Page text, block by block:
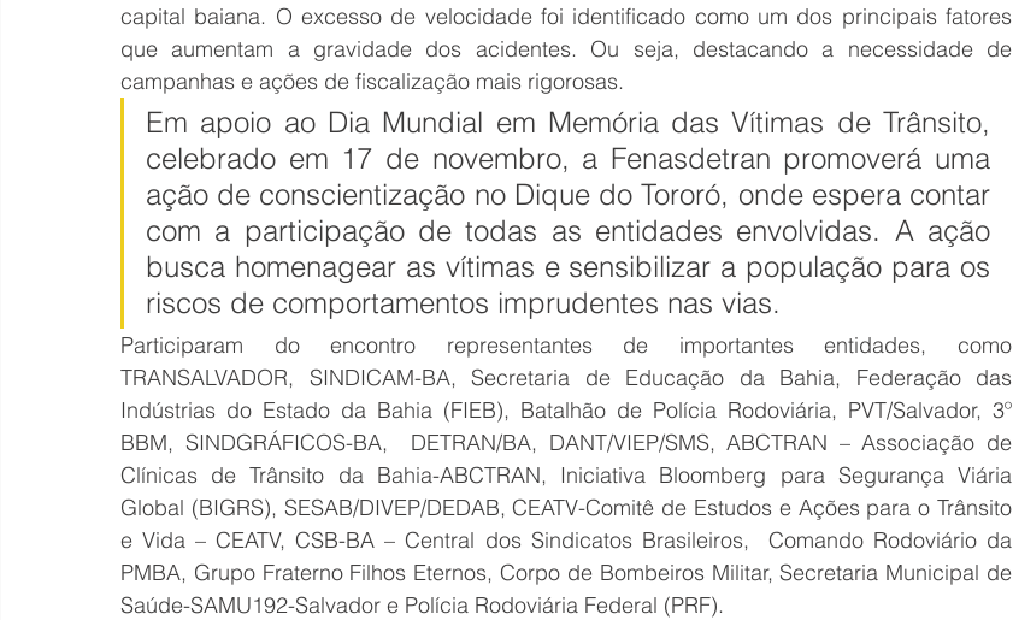
capital baiana. O excesso de velocidade foi identificado como um dos principais fatores
que aumentam a gravidade dos acidentes. Ou seja, destacando a necessidade de
campanhas e ações de fiscalização mais rigorosas.
Em apoio ao Dia Mundial em Memória das Vítimas de Trânsito,
celebrado em 17 de novembro, a Fenasdetran promoverá uma
ação de conscientização no Dique do Tororó, onde espera contar
com a participação de todas as entidades envolvidas. A ação
busca homenagear as vítimas e sensibilizar a população para os
riscos de comportamentos imprudentes nas vias.
Participaram do encontro representantes de importantes entidades, como
TRANSALVADOR, SINDICAM-BA, Secretaria de Educação da Bahia, Federação das
Indústrias do Estado da Bahia (FIEB), Batalhão de Polícia Rodoviária, PVT/Salvador, 3º
BBM, SINDGRÁFICOS-BA,  DETRAN/BA, DANT/VIEP/SMS, ABCTRAN – Associação de
Clínicas de Trânsito da Bahia-ABCTRAN, Iniciativa Bloomberg para Segurança Viária
Global (BIGRS), SESAB/DIVEP/DEDAB, CEATV-Comitê de Estudos e Ações para o Trânsito
e Vida – CEATV, CSB-BA – Central dos Sindicatos Brasileiros,  Comando Rodoviário da
PMBA, Grupo Fraterno Filhos Eternos, Corpo de Bombeiros Militar, Secretaria Municipal de
Saúde-SAMU192-Salvador e Polícia Rodoviária Federal (PRF).